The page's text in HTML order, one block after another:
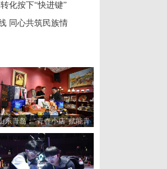
化按下“快进键”
同心共筑民族情
东青岛：“青春小店”赋能青
年创业新活力